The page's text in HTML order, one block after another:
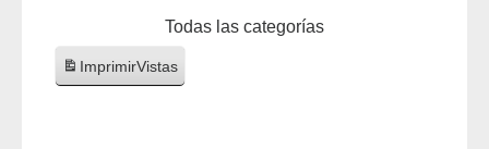
Todas las categorías
ImprimirVistas